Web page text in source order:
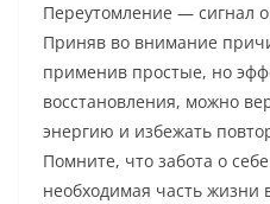
Переутомление — сигнал
Приняв во внимание
применив простые, но
восстановления, можно
энергию и избежать
Помните, что забота о
необходимая часть жизни